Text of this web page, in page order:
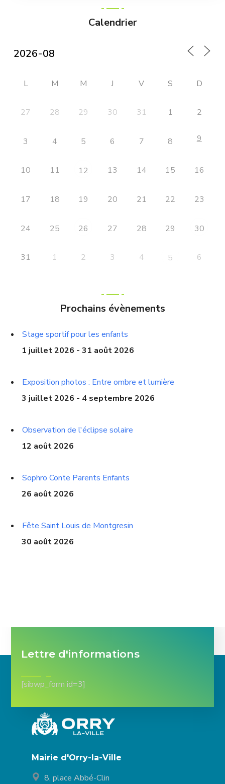
Calendrier
L M M J V S D
27 28 29 30 31 1 2
3 4 5 6 7 8 9
10 11 12 13 14 15 16
17 18 19 20 21 22 23
24 25 26 27 28 29 30
31 1 2 3 4 5 6
Prochains évènements
Stage sportif pour les enfants
1 juillet 2026 - 31 août 2026
Exposition photos : Entre ombre et lumière
3 juillet 2026 - 4 septembre 2026
Observation de l'éclipse solaire
12 août 2026
Sophro Conte Parents Enfants
26 août 2026
Fête Saint Louis de Montgresin
30 août 2026
Lettre d'informations
[sibwp_form id=3]
Mairie d'Orry-la-Ville
8, place Abbé-Clin